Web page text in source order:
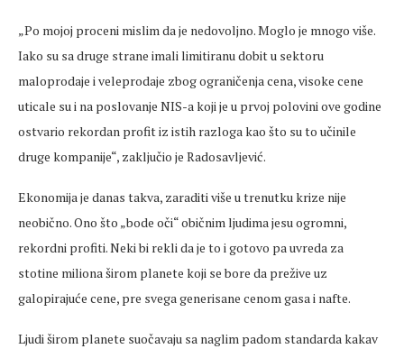
„Po mojoj proceni mislim da je nedovoljno. Moglo je mnogo više.
Iako su sa druge strane imali limitiranu dobit u sektoru
maloprodaje i veleprodaje zbog ograničenja cena, visoke cene
uticale su i na poslovanje NIS-a koji je u prvoj polovini ove godine
ostvario rekordan profit iz istih razloga kao što su to učinile
druge kompanije“, zaključio je Radosavljević.
Ekonomija je danas takva, zaraditi više u trenutku krize nije
neobično. Ono što „bode oči“ običnim ljudima jesu ogromni,
rekordni profiti. Neki bi rekli da je to i gotovo pa uvreda za
stotine miliona širom planete koji se bore da prežive uz
galopirajuće cene, pre svega generisane cenom gasa i nafte.
Ljudi širom planete suočavaju sa naglim padom standarda kakav